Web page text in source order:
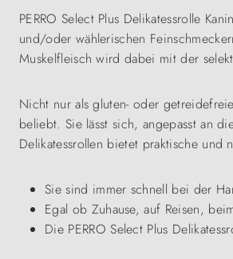
PERRO Select Plus Delikatessrolle
und/oder wählerischen
Muskelfleisch wird dabei mit der
Nicht nur als gluten- oder
beliebt. Sie lässt sich, angepasst an
Delikatessrollen bietet praktische und
Sie sind immer schnell bei der
Egal ob Zuhause, auf Reisen,
Die PERRO Select Plus